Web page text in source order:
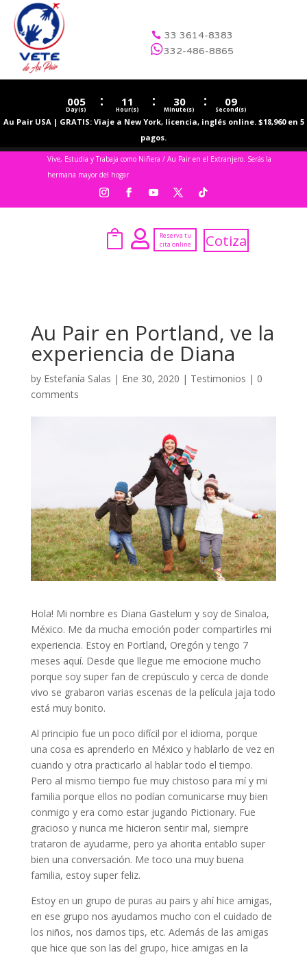
 33 3614-8383
332-486-8865

005
Day(s) : 11
Hour(s) : 30
Minute(s) : 08
Second(s)
Au Pair USA | GRATIS: Viaje a New York, licencia, inglés online. $18,960 en 5
pagos.
Vive, Estudia y Trabaja como Niñera / Au Pair en el Extranjero. Serás la
hermana mayor del hogar
 
Reserva tu
cita online
Cotiza
Au Pair en Portland, ve la
experiencia de Diana
by Estefanía Salas | Ene 30, 2020 | Testimonios | 0
comments
Hola! Mi nombre es Diana Gastelum y soy de Sinaloa,
México. Me da mucha emoción poder compartirles mi
experiencia. Estoy en Portland, Oregón y tengo 7
meses aquí. Desde que llegue me emocione mucho
porque soy super fan de crepúsculo y cerca de donde
vivo se grabaron varias escenas de la película jaja todo
está muy bonito.
Al principio fue un poco difícil por el idioma, porque
una cosa es aprenderlo en México y hablarlo de vez en
cuando y otra practicarlo al hablar todo el tiempo.
Pero al mismo tiempo fue muy chistoso para mí y mi
familia porque ellos no podían comunicarse muy bien
conmigo y era como estar jugando Pictionary. Fue
gracioso y nunca me hicieron sentir mal, siempre
trataron de ayudarme, pero ya ahorita entablo super
bien una conversación. Me toco una muy buena
familia, estoy super feliz.
Estoy en un grupo de puras au pairs y ahí hice amigas,
en ese grupo nos ayudamos mucho con el cuidado de
los niños, nos damos tips, etc. Además de las amigas
que hice que son las del grupo, hice amigas en la